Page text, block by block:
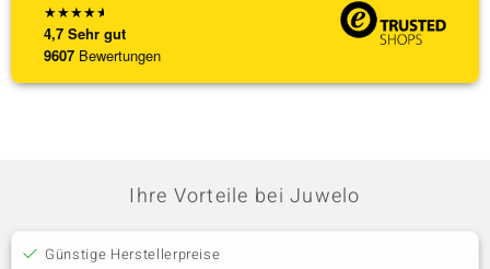
★★★★★
4,7 Sehr gut
9607 Bewertungen
Ihre Vorteile bei Juwelo
Günstige Herstellerpreise